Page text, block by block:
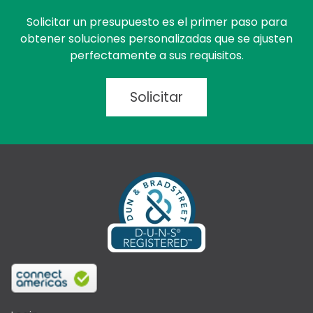
Solicitar un presupuesto es el primer paso para
obtener soluciones personalizadas que se ajusten
perfectamente a sus requisitos.
Solicitar